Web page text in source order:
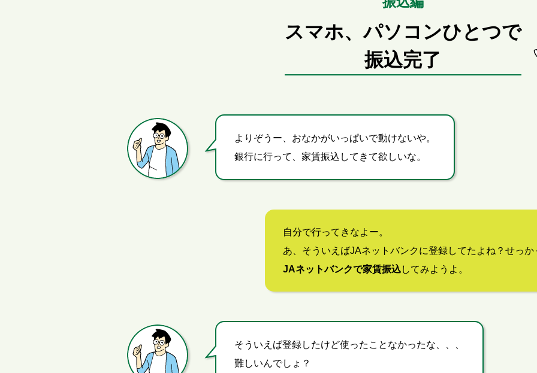
スマホ、パソコンひとつで
振込完了
よりぞうー、 おなかがいっぱいで動けないや。
銀行に行って、家賃振込してきて欲しいな。
自分で行ってきなよー。
あ、そういえばJAネットバンクに登録してたよね？せっか
JAネットバンクで家賃振込してみようよ。
そういえば登録したけど使ったことなかったな、、、
難しいんでしょ？